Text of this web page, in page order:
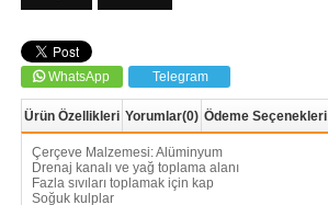
WhatsApp Telegram
Ürün Özellikleri Yorumlar(0) Ödeme Seçenekleri
Çerçeve Malzemesi: Alüminyum
Drenaj kanalı ve yağ toplama alanı
Fazla sıvıları toplamak için kap
Soğuk kulplar